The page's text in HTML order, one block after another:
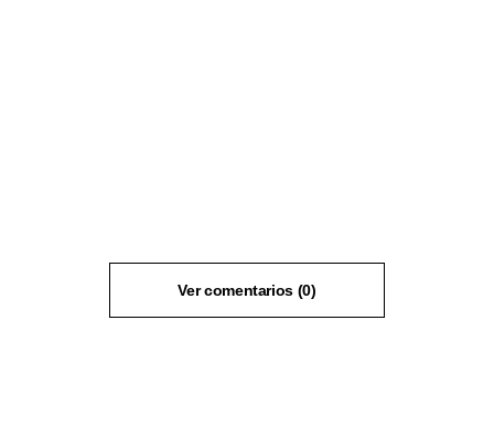
Ver comentarios (0)